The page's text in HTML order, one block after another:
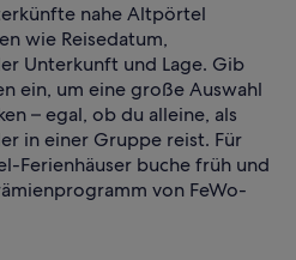
nahe Altpörtel
wie Reisedatum,
Unterkunft und Lage. Gib
ein, um eine große Auswahl
– egal, ob du alleine, als
in einer Gruppe reist. Für
Ferienhäuser buche früh und
von FeWo-